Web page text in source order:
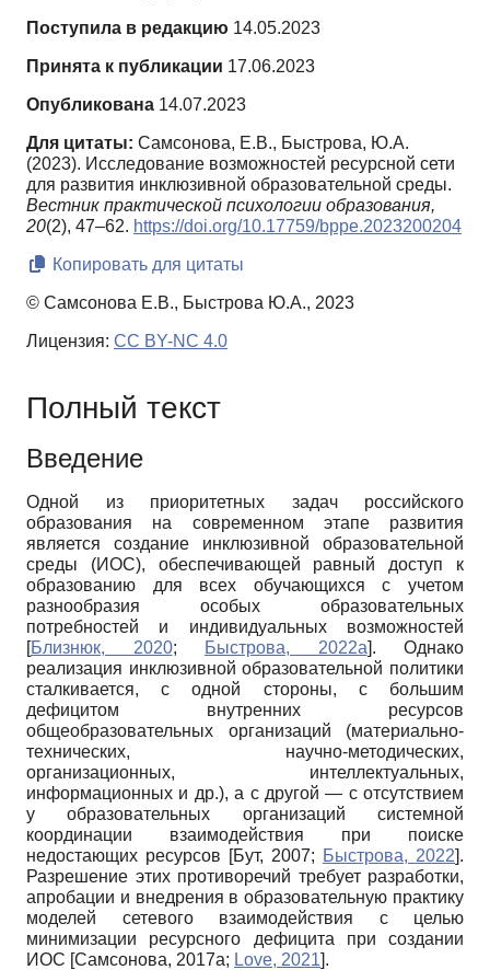
Поступила в редакцию 14.05.2023
Принята к публикации 17.06.2023
Опубликована 14.07.2023
Для цитаты: Самсонова, Е.В., Быстрова, Ю.А.
(2023). Исследование возможностей ресурсной сети
для развития инклюзивной образовательной среды.
Вестник практической психологии образования,
20(2), 47–62. https://doi.org/10.17759/bppe.2023200204
Копировать для цитаты
© Самсонова Е.В., Быстрова Ю.А., 2023
Лицензия: CC BY-NC 4.0
Полный текст
Введение
Одной из приоритетных задач российского
образования на современном этапе развития
является создание инклюзивной образовательной
среды (ИОС), обеспечивающей равный доступ к
образованию для всех обучающихся с учетом
разнообразия особых образовательных
потребностей и индивидуальных возможностей
[Близнюк, 2020; Быстрова, 2022а]. Однако
реализация инклюзивной образовательной политики
сталкивается, с одной стороны, с большим
дефицитом внутренних ресурсов
общеобразовательных организаций (материально-
технических, научно-методических,
организационных, интеллектуальных,
информационных и др.), а с другой — с отсутствием
у образовательных организаций системной
координации взаимодействия при поиске
недостающих ресурсов [Бут, 2007; Быстрова, 2022].
Разрешение этих противоречий требует разработки,
апробации и внедрения в образовательную практику
моделей сетевого взаимодействия с целью
минимизации ресурсного дефицита при создании
ИОС [Самсонова, 2017а; Love, 2021].